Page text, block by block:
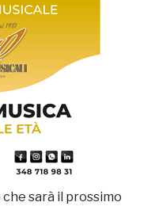
sarà il prossimo